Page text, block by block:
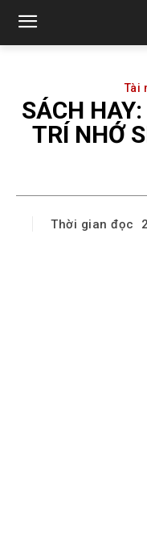
Tài
SÁCH
TRÍ NHỚ
Thời gian đọc 2